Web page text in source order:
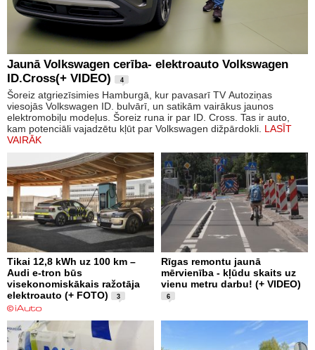
Jaunā Volkswagen cerība- elektroauto Volkswagen
ID.Cross(+ VIDEO)
4
Šoreiz atgriezīsimies Hamburgā, kur pavasarī TV Autoziņas
viesojās Volkswagen ID. bulvārī, un satikām vairākus jaunos
elektromobiļu modeļus. Šoreiz runa ir par ID. Cross. Tas ir auto,
kam potenciāli vajadzētu kļūt par Volkswagen dižpārdokli. LASĪT
VAIRĀK
Tikai 12,8 kWh uz 100 km –
Audi e-tron būs
visekonomiskākais ražotāja
elektroauto (+ FOTO)
3
Rīgas remontu jaunā
mērvienība - kļūdu skaits uz
vienu metru darbu! (+ VIDEO)
6